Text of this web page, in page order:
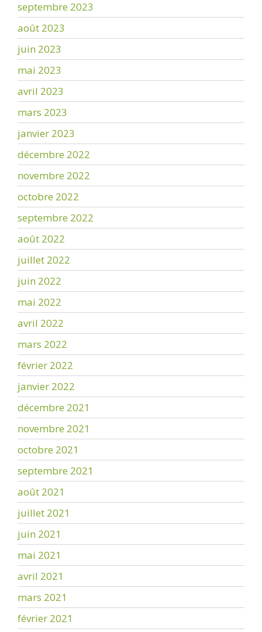
septembre 2023
août 2023
juin 2023
mai 2023
avril 2023
mars 2023
janvier 2023
décembre 2022
novembre 2022
octobre 2022
septembre 2022
août 2022
juillet 2022
juin 2022
mai 2022
avril 2022
mars 2022
février 2022
janvier 2022
décembre 2021
novembre 2021
octobre 2021
septembre 2021
août 2021
juillet 2021
juin 2021
mai 2021
avril 2021
mars 2021
février 2021